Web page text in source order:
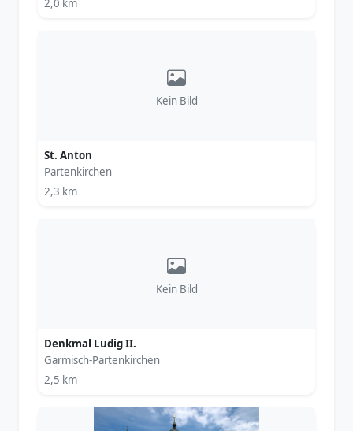
2,0 km
Kein Bild
St. Anton
Partenkirchen
2,3 km
Kein Bild
Denkmal Ludig II.
Garmisch-Partenkirchen
2,5 km